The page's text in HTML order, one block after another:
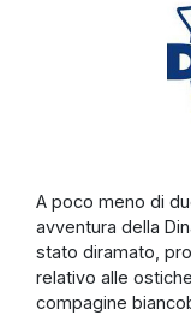
A poco meno di
avventura della
stato diramato,
relativo alle
compagine